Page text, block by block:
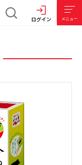
ログイン メニュー